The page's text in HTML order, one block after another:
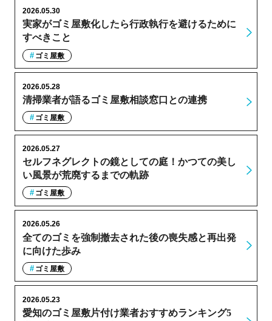
実家がゴミ屋敷化したら行政執行を避けるために
すべきこと
2026.05.30
ゴミ屋敷
清掃業者が語るゴミ屋敷相談窓口との連携
2026.05.28
ゴミ屋敷
セルフネグレクトの鏡としての庭！かつての美し
い風景が荒廃するまでの軌跡
2026.05.27
ゴミ屋敷
全てのゴミを強制撤去された後の喪失感と再出発
に向けた歩み
2026.05.26
ゴミ屋敷
愛知のゴミ屋敷片付け業者おすすめランキング5
2026.05.23